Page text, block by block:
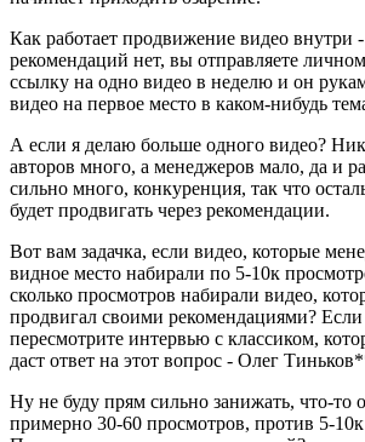
Как работает продвижение видео внутри
рекомендаций нет, вы отправляете
ссылку на одно видео в неделю и он
видео на первое место в каком-нибудь
А если я делаю больше одного видео?
авторов много, а менеджеров мало, да и
сильно много, конкуренция, так что
будет продвигать через рекомендации.
Вот вам задачка, если видео, которые
видное место набирали по 5-10к
сколько просмотров набирали видео,
продвигал своими рекомендациями? Если
пересмотрите интервью с классиком,
даст ответ на этот вопрос - Олег
Ну не буду прям сильно занижать, что-то
примерно 30-60 просмотров, против 5-